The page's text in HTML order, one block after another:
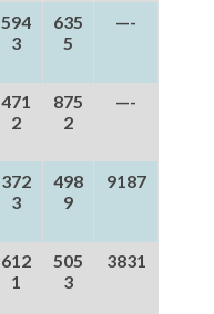
594
3
635
5
—-
471
2
875
2
—-
372
3
498
9
9187
612
1
505
3
3831